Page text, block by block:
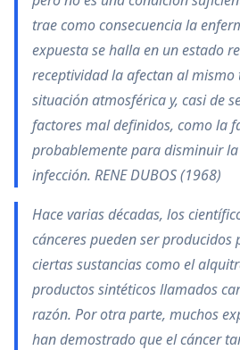
trae como consecuencia la
expuesta se halla en un estado
receptividad la afectan al
situación atmosférica y, casi de
factores mal definidos, como la
probablemente para disminuir
infección. RENE DUBOS (1968)
Hace varias décadas, los
cánceres pueden ser producidos
ciertas sustancias como el
productos sintéticos llamados
razón. Por otra parte, muchos
han demostrado que el cáncer